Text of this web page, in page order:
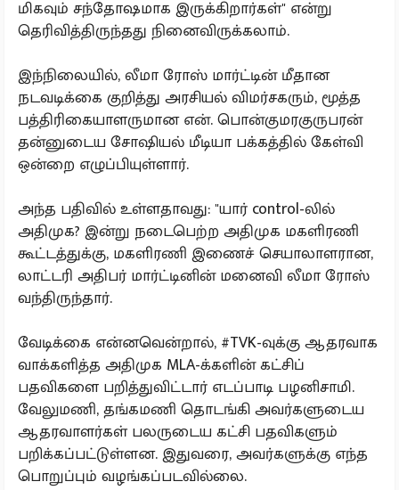
மிகவும் சந்தோஷமாக இருக்கிறார்கள்" என்று
தெரிவித்திருந்தது நினைவிருக்கலாம்.
இந்நிலையில், லீமா ரோஸ் மார்ட்டின் மீதான
நடவடிக்கை குறித்து அரசியல் விமர்சகரும், மூத்த
பத்திரிகையாளருமான என். பொன்குமரகுருபரன்
தன்னுடைய சோஷியல் மீடியா பக்கத்தில் கேள்வி
ஒன்றை எழுப்பியுள்ளார்.
அந்த பதிவில் உள்ளதாவது: "யார் control-லில்
அதிமுக? இன்று நடைபெற்ற அதிமுக மகளிரணி
கூட்டத்துக்கு, மகளிரணி இணைச் செயாலாளரான,
லாட்டரி அதிபர் மார்ட்டினின் மனைவி லீமா ரோஸ்
வந்திருந்தார்.
வேடிக்கை என்னவென்றால், #TVK-வுக்கு ஆதரவாக
வாக்களித்த அதிமுக MLA-க்களின் கட்சிப்
பதவிகளை பறித்துவிட்டார் எடப்பாடி பழனிசாமி.
வேலுமணி, தங்கமணி தொடங்கி அவர்களுடைய
ஆதரவாளர்கள் பலருடைய கட்சி பதவிகளும்
பறிக்கப்பட்டுள்ளன. இதுவரை, அவர்களுக்கு எந்த
பொறுப்பும் வழங்கப்படவில்லை.